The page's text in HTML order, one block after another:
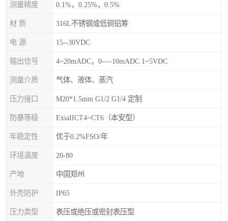
测量精度 0.1%，0.25%，0.5%
材 质 316L不锈钢或低铜铝筹
电 源 15--30VDC
输出信号 4~20mADC，0----10mADC 1~5VDC
测量介质 气体、液体、蒸汽
压力接口 M20*1.5mm G1/2 G1/4 定制
防暴等级 ExiaIICT4~CT6（本安型）
年稳定性 优于0.2%FSO/年
环境温度 20-80
产地 中国郑州
外壳防护 IP65
压力类型 表压或绝压或密封表压型